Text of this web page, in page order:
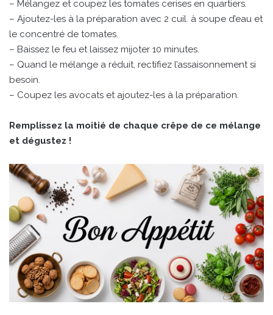
– Mélangez et coupez les tomates cerises en quartiers.
– Ajoutez-les à la préparation avec 2 cuil. à soupe d’eau et
le concentré de tomates.
– Baissez le feu et laissez mijoter 10 minutes.
– Quand le mélange a réduit, rectifiez l’assaisonnement si
besoin.
– Coupez les avocats et ajoutez-les à la préparation.
Remplissez la moitié de chaque crêpe de ce mélange
et dégustez !